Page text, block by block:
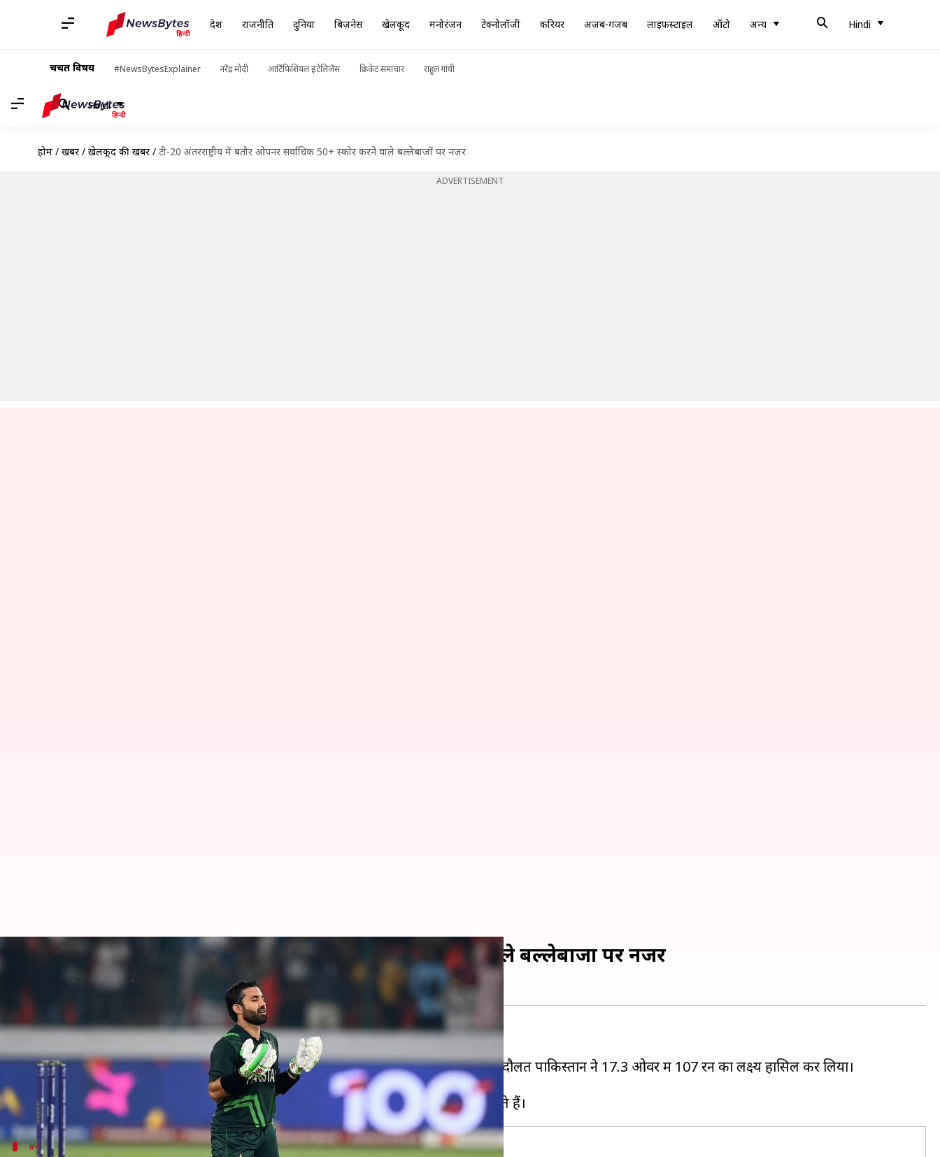
देश राजनीति दुनिया बिज़नेस खेलकूद मनोरंजन टेक्नोलॉजी करियर अजब-गजब लाइफस्टाइल ऑटो अन्य Hindi
चर्चित विषय #NewsBytesExplainer नरेंद्र मोदी आर्टिफिशियल इंटेलिजेंस क्रिकेट समाचार राहुल गांधी
Hindi
होम / खबरें / खेलकूद की खबरें / टी-20 अंतरराष्ट्रीय में बतौर ओपनर सर्वाधिक 50+ स्कोर करने वाले बल्लेबाजों पर नजर
ADVERTISEMENT
टी-20 अंतरराष्ट्रीय में बतौर ओपनर सर्वाधिक 50+ स्कोर करने वाले बल्लेबाजों पर नजर
Jun 12, 2024
क्या है खबर?
टी-20 विश्व कप 2024 के 22वें मैच मेंपाकिस्तान क्रिकेट टीमने कनाडा क्रिकेट टीम को हरा दिया।
इसमें पाकिस्तान के लिए मोहम्मद रिजवान ने 52 गेंदों में महत्वपूर्ण 53* रन की पारी खेली। इसकी बदौलत पाकिस्तान ने 17.3 ओवर में 107 रन का लक्ष्य हासिल कर लिया।
यह रिजवान का सलामी बल्लेबाज के रूप में 29वां टी20 अर्धशतक था।
#4